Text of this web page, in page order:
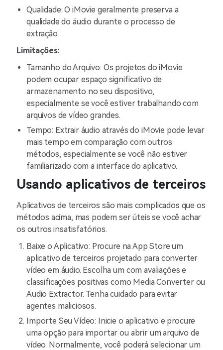
Qualidade: O iMovie geralmente preserva a
qualidade do áudio durante o processo de
extração.
Limitações:
Tamanho do Arquivo: Os projetos do iMovie
podem ocupar espaço significativo de
armazenamento no seu dispositivo,
especialmente se você estiver trabalhando com
arquivos de vídeo grandes.
Tempo: Extrair áudio através do iMovie pode levar
mais tempo em comparação com outros
métodos, especialmente se você não estiver
familiarizado com a interface do aplicativo.
Usando aplicativos de terceiros
Aplicativos de terceiros são mais complicados que os
métodos acima, mas podem ser úteis se você achar
os outros insatisfatórios.
Baixe o Aplicativo: Procure na App Store um
aplicativo de terceiros projetado para converter
vídeo em áudio. Escolha um com avaliações e
classificações positivas como Media Converter ou
Audio Extractor. Tenha cuidado para evitar
agentes maliciosos.
Importe Seu Vídeo: Inicie o aplicativo e procure
uma opção para importar ou abrir um arquivo de
vídeo. Normalmente, você poderá selecionar um